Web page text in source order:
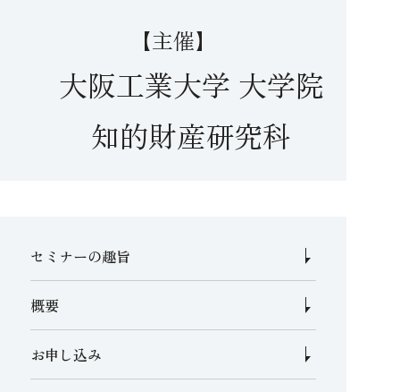
【主催】
大阪工業大学 大学院
知的財産研究科
セミナーの趣旨
概要
お申し込み